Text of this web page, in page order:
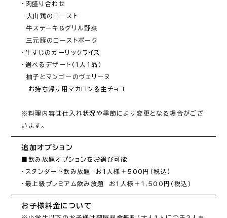
・肉盛り合わせ
大山鶏のロースト
牛ステーキ&グリル野菜
三元豚のローストポーク
・牛すじのガーリックライス
・選べるデザート（1人1品）
柚子とマンゴーのヴェリーヌ
お持ち帰り用マカロン＆生チョコ
※料理内容は仕入れ状況や季節により変更となる場合がござ
います。
追加オプション
■飲み放題オプションをお選び可能
・スタンダード飲み放題　お1人様＋500円（税込）
・最上級プレミアム飲み放題　お1人様＋1,500円（税込）
お子様料金について